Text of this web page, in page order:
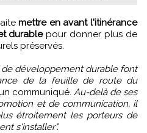
mettre en avant l'itinérance
durablepour donner plus de
préservés.
développement durable font
de la feuille de route du
communiqué. Au-delà de ses
et de communication, il
étroitement les porteurs de
s'installer".